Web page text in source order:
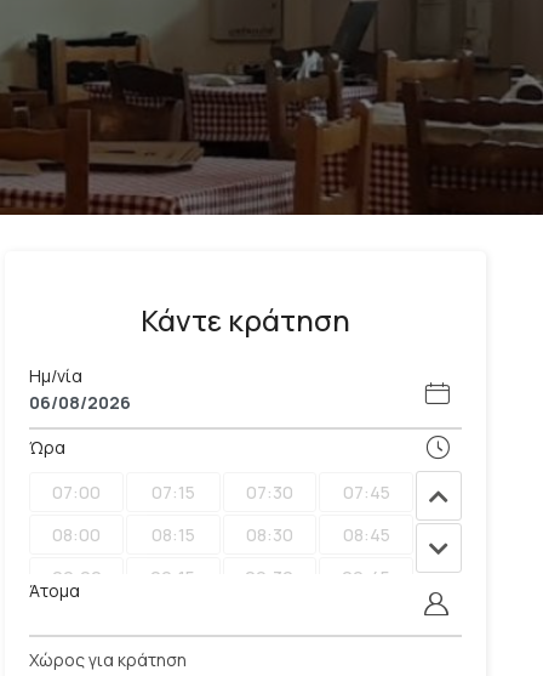
Κάντε κράτηση
Ημ/νία
Ώρα
07:00
07:15 07:30
07:45
08:00
08:15 08:30
08:45
09:00
09:15 09:30
09:45
11:00
11:15
Άτομα
Χώρος για κράτηση